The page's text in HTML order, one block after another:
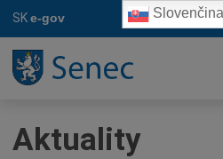
SKe-gov
Aktuality
Slovenčina